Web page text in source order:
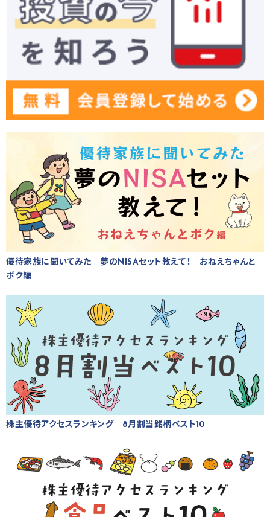
優待家族に聞いてみた 夢のNISAセット教えて！ おねえちゃんと
ボク編
株主優待アクセスランキング 8月割当銘柄ベスト10